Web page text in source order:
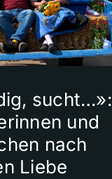
sucht…»:
und
nach
Liebe